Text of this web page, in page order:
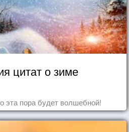
цитат о зиме
эта пора будет волшебной!